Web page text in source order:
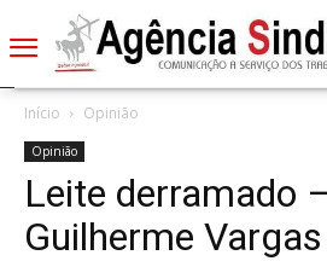
Início Opinião
Opinião
Leite derramado
Guilherme